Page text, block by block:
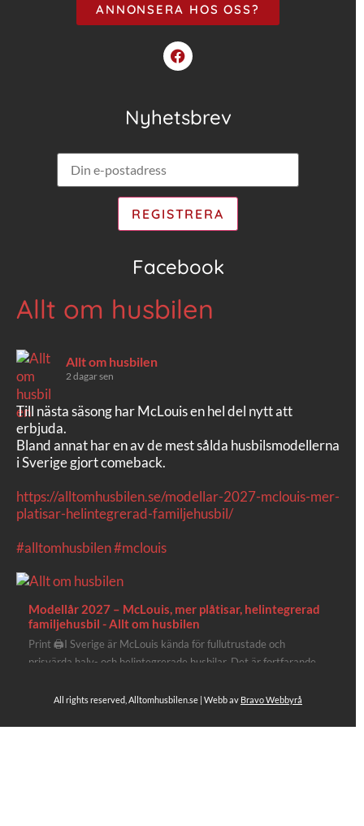
ANNONSERA HOS OSS?
Nyhetsbrev
Facebook
Allt om husbilen
Allt om husbilen
2 dagar sen
Till nästa säsong har McLouis en hel del nytt att
erbjuda.
Bland annat har en av de mest sålda husbilsmodellerna
i Sverige gjort comeback.
https://alltomhusbilen.se/modellar-2027-mclouis-mer-
platisar-helintegrerad-familjehusbil/
#alltomhusbilen#mclouis
Modellår 2027 – McLouis, mer plåtisar, helintegrerad
familjehusbil - Allt om husbilen
Print 🖨I Sverige är McLouis kända för fullutrustade och
prisvärda halv- och helintegrerade husbilar. Det är fortfarande
plåtisutbud lite extra kärlek med hela 3 nya utrustningsnivåer.
All rights reserved, Alltomhusbilen.se | Webb av Bravo Webbyrå